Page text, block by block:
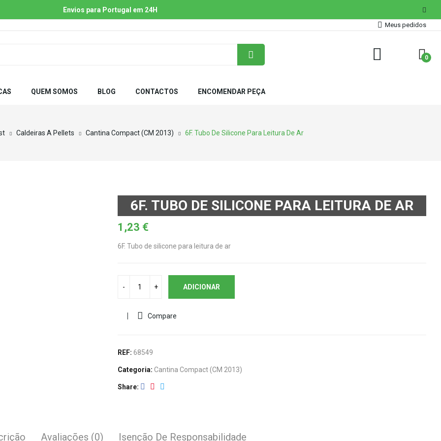
Envios para Portugal em 24H
Meus pedidos
0
QUEM SOMOS BLOG CONTACTOS ENCOMENDAR PEÇA
Caldeiras A Pellets Cantina Compact (CM 2013) 6F. Tubo De Silicone Para Leitura De Ar
6F. TUBO DE SILICONE PARA LEITURA DE AR
1,23 €
6F. Tubo de silicone para leitura de ar
ADICIONAR
Compare
REF: 68549
Categoria: Cantina Compact (CM 2013)
Share
Avaliações (0) Isenção De Responsabilidade